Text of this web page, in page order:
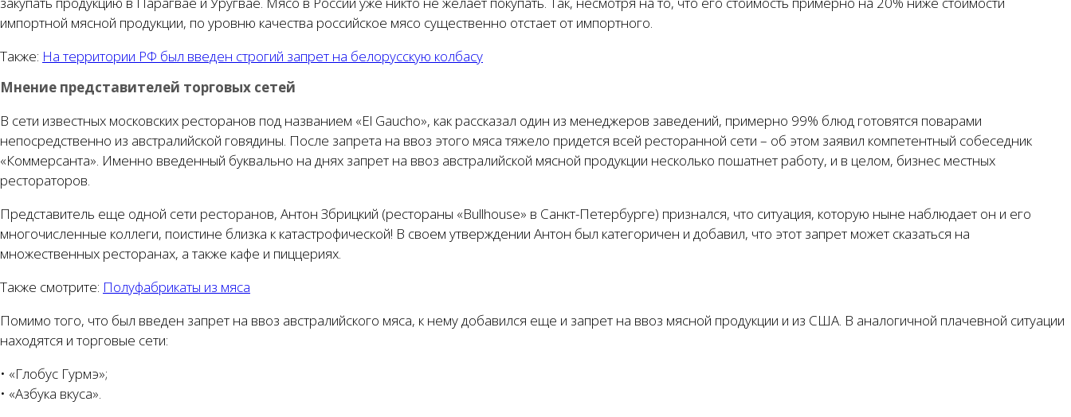
импортной мясной продукции, по уровню качества российское мясо существенно отстает от импортного.
Также: На территории РФ был введен строгий запрет на белорусскую колбасу
Мнение представителей торговых сетей
В сети известных московских ресторанов под названием «El Gaucho», как рассказал один из менеджеров заведений, примерно 99% блюд готовятся поварами
непосредственно из австралийской говядины. После запрета на ввоз этого мяса тяжело придется всей ресторанной сети – об этом заявил компетентный собеседник
«Коммерсанта». Именно введенный буквально на днях запрет на ввоз австралийской мясной продукции несколько пошатнет работу, и в целом, бизнес местных
рестораторов.
Представитель еще одной сети ресторанов, Антон Збрицкий (рестораны «Bullhouse» в Санкт-Петербурге) признался, что ситуация, которую ныне наблюдает он и его
многочисленные коллеги, поистине близка к катастрофической! В своем утверждении Антон был категоричен и добавил, что этот запрет может сказаться на
множественных ресторанах, а также кафе и пиццериях.
Также смотрите: Полуфабрикаты из мяса
Помимо того, что был введен запрет на ввоз австралийского мяса, к нему добавился еще и запрет на ввоз мясной продукции и из США. В аналогичной плачевной ситуации
находятся и торговые сети:
• «Глобус Гурмэ»;
• «Азбука вкуса».